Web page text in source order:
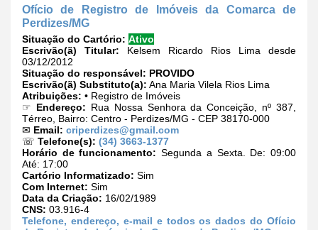
Ofício de Registro de Imóveis da Comarca de
Perdizes/MG
Situação do Cartório: Ativo
Escrivão(ã) Titular: Kelsem Ricardo Rios Lima desde
03/12/2012
Situação do responsável: PROVIDO
Escrivão(ã) Substituto(a): Ana Maria Vilela Rios Lima
Atribuições: • Registro de Imóveis
☞ Endereço: Rua Nossa Senhora da Conceição, nº 387,
Térreo, Bairro: Centro - Perdizes/MG - CEP 38170-000
✉ Email: criperdizes@gmail.com
☏ Telefone(s): (34) 3663-1377
Horário de funcionamento: Segunda a Sexta. De: 09:00
Até: 17:00
Cartório Informatizado: Sim
Com Internet: Sim
Data da Criação: 16/02/1989
CNS: 03.916-4
Telefone, endereço, e-mail e todos os dados do Ofício